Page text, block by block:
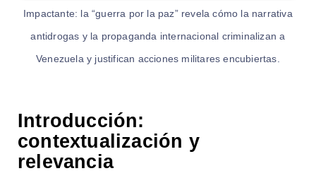
Impactante: la “guerra por la paz” revela cómo la narrativa
antidrogas y la propaganda internacional criminalizan a
Venezuela y justifican acciones militares encubiertas.
Introducción:
contextualización y
relevancia